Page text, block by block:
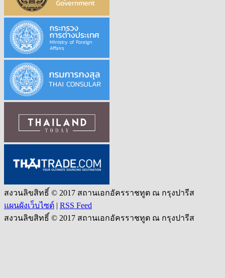
สงวนลิขสิทธิ์ © 2017 สถานเอกอัครราชทูต ณ กรุงปารีส
แผนผังเว็บไซต์ | RSS Feed
สงวนลิขสิทธิ์ © 2017 สถานเอกอัครราชทูต ณ กรุงปารีส